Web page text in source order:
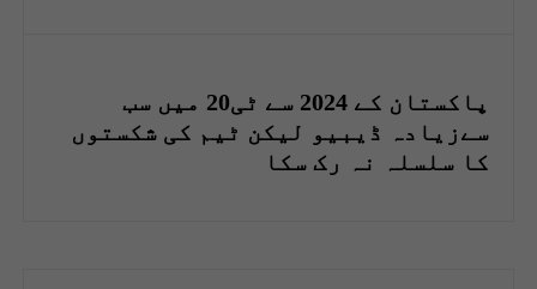
پاکستان کے 2024 سے ٹی20 میں سب
سےزیادہ ڈیبیو لیکن ٹیم کی شکستوں
کا سلسلہ نہ رک سکا